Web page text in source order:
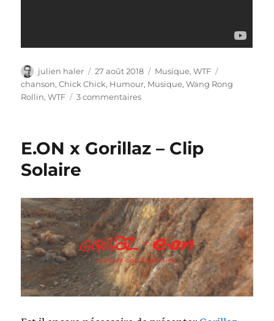
Auteur
julien haler
Publié
le
27 août 2018 Catégories
Musique,WTF
chanson,Chick Chick, Humour, Musique,Wang Rong
Rollin,WTF 3 commentairessur
du
E.ON x Gorillaz – Clip
Solaire